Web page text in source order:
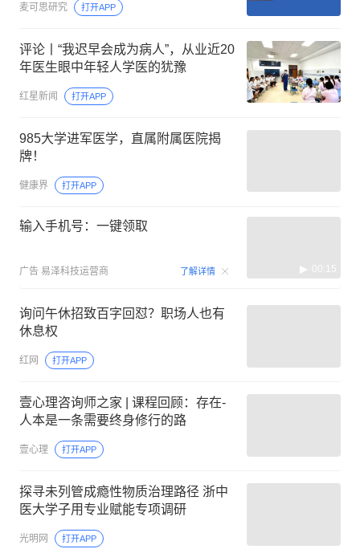
麦可思研究 打开APP
评论丨“我迟早会成为病人”，从业近20
年医生眼中年轻人学医的犹豫
红星新闻 打开APP
985大学进军医学，直属附属医院揭
牌！
健康界 打开APP
输入手机号：一键领取
广告 易泽科技运营商 了解详情 00:15
询问午休招致百字回怼？职场人也有
休息权
红网 打开APP
壹心理咨询师之家 | 课程回顾：存在-
人本是一条需要终身修行的路
壹心理 打开APP
探寻未列管成瘾性物质治理路径 浙中
医大学子用专业赋能专项调研
光明网 打开APP